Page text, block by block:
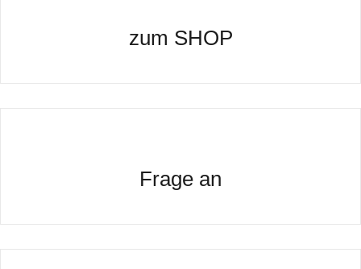
zum SHOP
Frage an